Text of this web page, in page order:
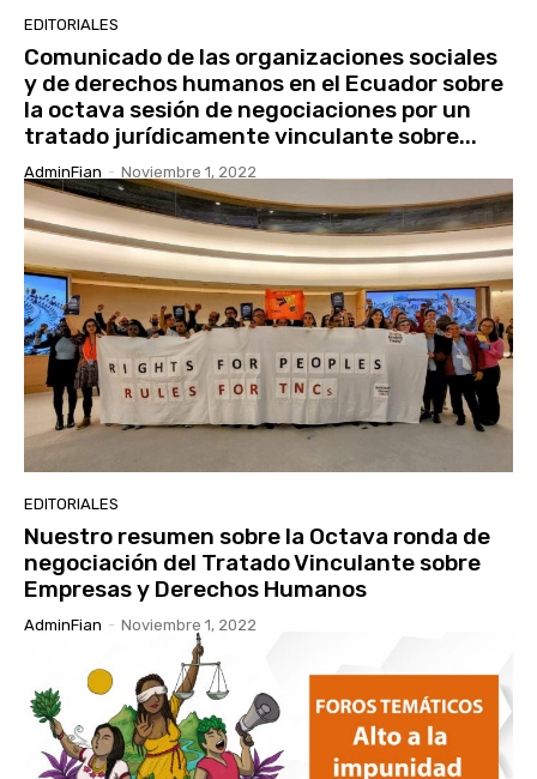
EDITORIALES
Comunicado de las organizaciones sociales
y de derechos humanos en el Ecuador sobre
la octava sesión de negociaciones por un
tratado jurídicamente vinculante sobre...
AdminFian - Noviembre 1, 2022
EDITORIALES
Nuestro resumen sobre la Octava ronda de
negociación del Tratado Vinculante sobre
Empresas y Derechos Humanos
AdminFian - Noviembre 1, 2022